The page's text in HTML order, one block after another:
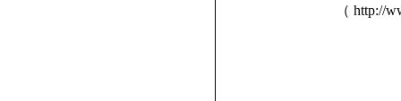
（ http://